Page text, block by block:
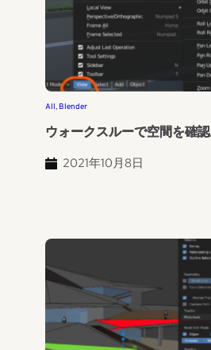
All, Blender
ウォークスルーで空間を確認
2021年10月8日